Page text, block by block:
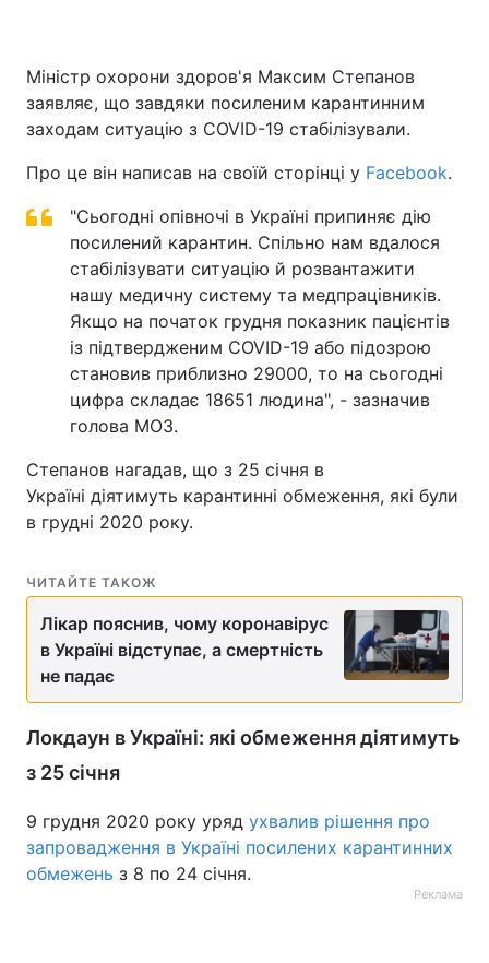
Міністр охорони здоров'я Максим Степанов
заявляє, що завдяки посиленим карантинним
заходам ситуацію з COVID-19 стабілізували.
Про це він написав на своїй сторінці у Facebook.
"Сьогодні опівночі в Україні припиняє дію
посилений карантин. Спільно нам вдалося
стабілізувати ситуацію й розвантажити
нашу медичну систему та медпрацівників.
Якщо на початок грудня показник пацієнтів
із підтвердженим COVID-19 або підозрою
становив приблизно 29000, то на сьогодні
цифра складає 18651 людина", - зазначив
голова МОЗ.
Степанов нагадав, що з 25 січня в
Україні діятимуть карантинні обмеження, які були
в грудні 2020 року.
ЧИТАЙТЕ ТАКОЖ
Лікар пояснив, чому коронавірус
в Україні відступає, а смертність
не падає
Локдаун в Україні: які обмеження діятимуть
з 25 січня
9 грудня 2020 року уряд ухвалив рішення про
запровадження в Україні посилених карантинних
обмежень з 8 по 24 січня.
Реклама